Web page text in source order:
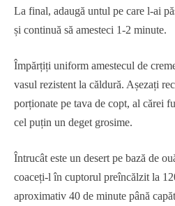
La final, adaugă untul pe care l-ai
și continuă să amesteci 1-2 minute.
Împărțiți uniform amestecul de
vasul rezistent la căldură. Așezați
porționate pe tava de copt, al cărei
cel puțin un deget grosime.
Întrucât este un desert pe bază de
coaceți-l în cuptorul preîncălzit la
aproximativ 40 de minute până